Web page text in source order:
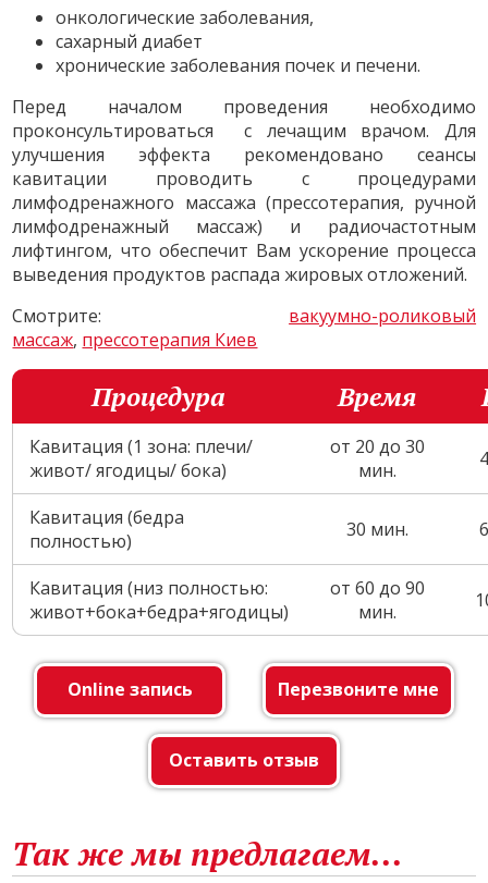
онкологические заболевания,
сахарный диабет
хронические заболевания почек и печени.
Перед началом проведения необходимо
проконсультироваться с лечащим врачом. Для
улучшения эффекта рекомендовано сеансы
кавитации проводить с процедурами
лимфодренажного массажа (прессотерапия, ручной
лимфодренажный массаж) и радиочастотным
лифтингом, что обеспечит Вам ускорение процесса
выведения продуктов распада жировых отложений.
Смотрите: вакуумно-роликовый
массаж, прессотерапия Киев
Процедура Время
Кавитация (1 зона: плечи/
живот/ ягодицы/ бока)
от 20 до 30
мин.
Кавитация (бедра
полностью)
30 мин.
Кавитация (низ полностью:
живот+бока+бедра+ягодицы)
от 60 до 90
мин.
Online запись Перезвоните мне
Оставить отзыв
Так же мы предлагаем...